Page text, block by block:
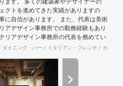
クトを進めてきた実績がありますの
に自信があります。 また、代表は美術
アデザイン事務所での勤務経験もあり
リアデザイン事務所の代表を務めてい
名のデザイナーを有しています。 現場
信も現場に出ますので、社内で5名と
名で物件規模や内容に応じて割り当て
で木工職人を抱えており、内装工事に
ダイニング・バー イタリアン・フレンチ カフェ